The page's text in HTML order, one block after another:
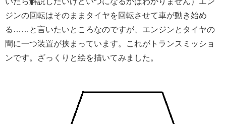
ジンの回転はそのままタイヤを回転させて車が動き始め
る……と言いたいところなのですが、エンジンとタイヤの
間に一つ装置が挟まっています。これがトランスミッショ
ンです。ざっくりと絵を描いてみました。